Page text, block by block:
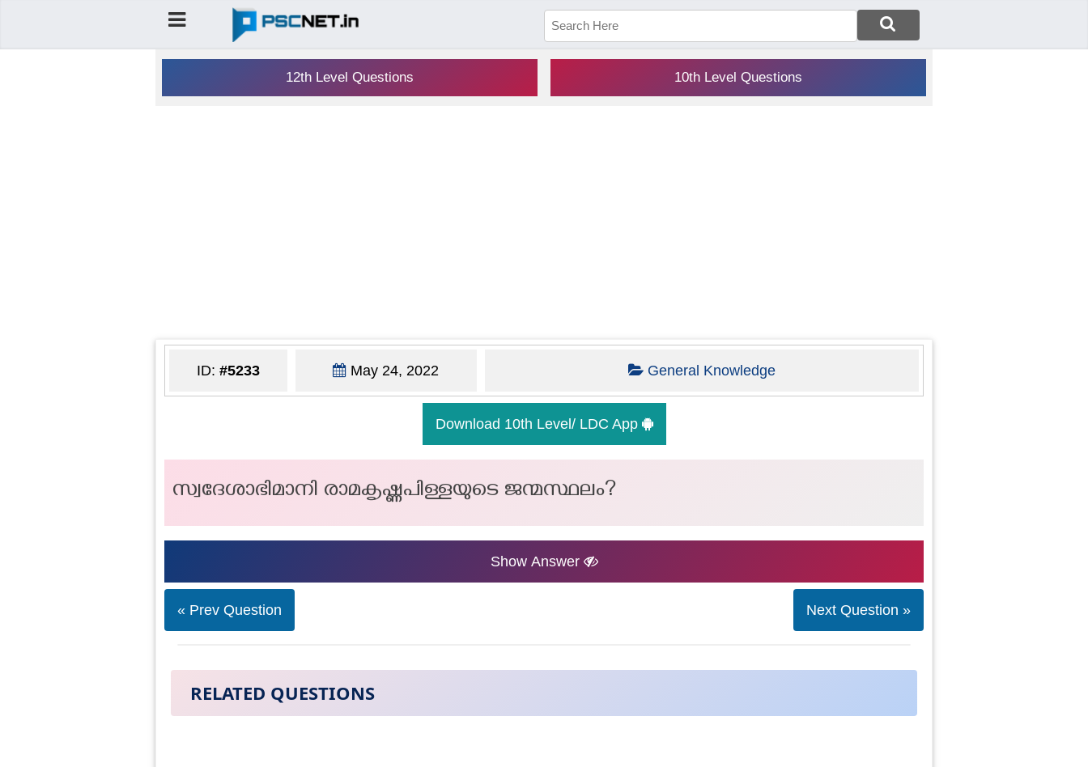
12th Level Questions 10th Level Questions
ID: #5233 May 24, 2022 General Knowledge
Download 10th Level/ LDC App
സ്വദേശാഭിമാനി രാമകൃഷ്ണപിള്ളയുടെ ജന്മസ്ഥലം?
Show Answer
« Prev Question Next Question »
RELATED QUESTIONS